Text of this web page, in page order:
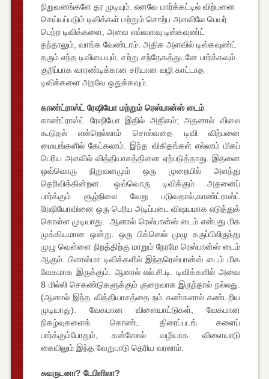
நிறுவனங்களே தர முடியும். எனவே மார்க்கட்டில் விற்பனை
செய்யப்படும் டிவிக்கள் மற்றும் சொற்ப அளவிலே பெயர்
பெற்ற டிவிக்களை, அவை எவ்வளவு டிஸ்கவுண்ட்
தந்தாலும், வாங்க வேண்டாம். அதிக அளவில் டிஸ்கவுண்ட்
தரும் எந்த டிவியையும், சற்று சந்தேகத்துடனே பார்க்கவும்.
குறிப்பாக வாரண்டிக்கான சரியான வழி காட்டாத
டிவிக்களை அறவே ஒதுக்கவும்.
காண்ட்ராஸ்ட் ரேஷியோ மற்றும் ரெஸ்பான்ஸ் டைம்
காண்ட்ராஸ்ட் ரேஷியோ இதில் அதிகம்; அதனால் விலை
கூடுதல் என்றெல்லாம் சொல்வதை டிவி விற்பனை
மையங்களில் கேட்கலாம். இந்த விகிதங்கள் எல்லாம் மிகப்
பெரிய அளவில் வித்தியாசத்தினை ஏற்படுத்தாது. இதனை
ஒவ்வொரு நிறுவனமும் ஒரு முறையில் அளந்து
தெரிவிக்கின்றன. ஒவ்வொரு டிவிக்கும் அதனைப்
பார்க்கும் சூழ்நிலை வேறு படுவதால்,காண்ட்ராஸ்ட்
ரேஷியோவினை ஒரு பெரிய அடிப்படை விஷயமாக எடுத்துக்
கொள்ள முடியாது. ஆனால் ரெஸ்பான்ஸ் டைம் என்பது மிக
முக்கியமான ஒன்று. ஒரு பிக்ஸெல் முழு கருப்பிலிருந்து
முழு வெள்ளை நிறத்திற்கு மாறும் நேரமே ரெஸ்பான்ஸ் டைம்
ஆகும். பிளாஸ்மா டிவிக்களில் இந்தரெஸ்பான்ஸ் டைம் மிக
வேகமாக இருக்கும். ஆனால் எல்.சி.டி. டிவிக்களில் அவை
8 மில்லி செகண்டுகளுக்கும் குறைவாக இருந்தால் நல்லது.
(ஆனால் இந்த வித்தியாசத்தை நம் கண்களால் கண்டறிய
முடியாது). வேகமான விளையாட்டுகள், வேகமான
நிகழ்வுகளைக் கொண்ட திரைப்படங் களைப்
பார்க்கும்போதும், கன்ஸோல் வழியாக விளையாடு
கையிலும் இந்த வேறுபாடு தெரிய வரலாம்.
சுவருடனா? டேபிளிலா?